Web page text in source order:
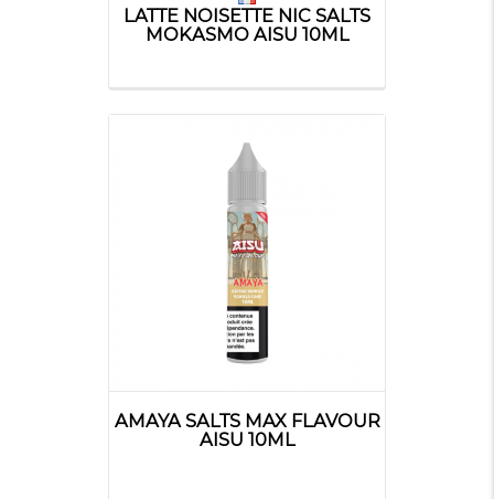
LATTE NOISETTE NIC SALTS
MOKASMO AISU 10ML
AMAYA SALTS MAX FLAVOUR
AISU 10ML